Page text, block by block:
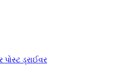
પોસ્ટ ડ્રાઈવર